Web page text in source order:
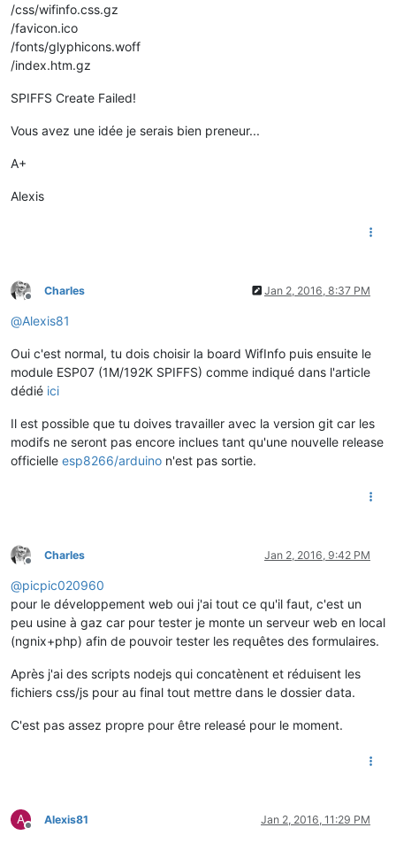
/css/wifinfo.css.gz
/favicon.ico
/fonts/glyphicons.woff
/index.htm.gz
SPIFFS Create Failed!
Vous avez une idée je serais bien preneur...
A+
Alexis
Offline
Charles Jan 2, 2016, 8:37 PM
@Alexis81
Oui c'est normal, tu dois choisir la board WifInfo puis ensuite le
module ESP07 (1M/192K SPIFFS) comme indiqué dans l'article
dédié ici
Il est possible que tu doives travailler avec la version git car les
modifs ne seront pas encore inclues tant qu'une nouvelle release
officielle esp8266/arduino n'est pas sortie.
Offline
Charles Jan 2, 2016, 9:42 PM
@picpic020960
pour le développement web oui j'ai tout ce qu'il faut, c'est un
peu usine à gaz car pour tester je monte un serveur web en local
(ngnix+php) afin de pouvoir tester les requêtes des formulaires.
Après j'ai des scripts nodejs qui concatènent et réduisent les
fichiers css/js pour au final tout mettre dans le dossier data.
C'est pas assez propre pour être releasé pour le moment.
A
Offline
Alexis81 Jan 2, 2016, 11:29 PM